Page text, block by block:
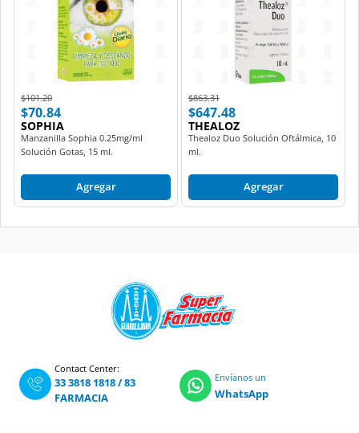
Price reduced from
$101.20to
$70.84
SOPHIA
Manzanilla Sophia 0.25mg/ml
Solución Gotas, 15 ml.
Agregar
Price reduced from
$863.31to
$647.48
THEALOZ
Thealoz Duo Solución Oftálmica, 10
ml.
Agregar
Contact Center:
33 3818 1818/83
FARMACIA
Envíanos un
WhatsApp